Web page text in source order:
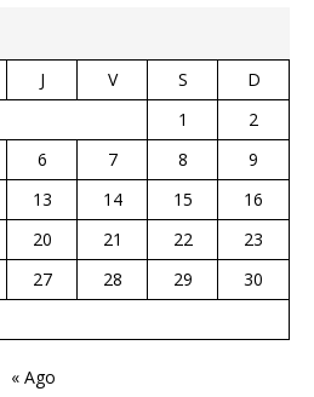
J V S
D
1
2
6 7 8
9
13 14 15
16
20 21 22
23
27 28 29
30
« Ago